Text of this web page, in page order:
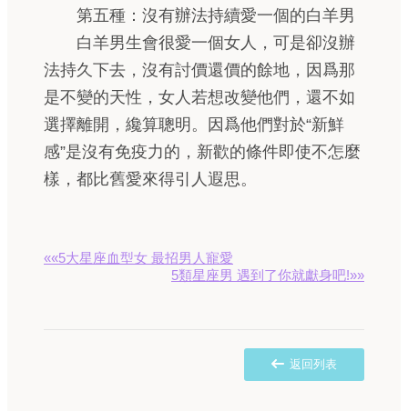
第五種：沒有辦法持續愛一個的白羊男
白羊男生會很愛一個女人，可是卻沒辦
法持久下去，沒有討價還價的餘地，因爲那
是不變的天性，女人若想改變他們，還不如
選擇離開，纔算聰明。因爲他們對於“新鮮
感”是沒有免疫力的，新歡的條件即使不怎麼
樣，都比舊愛來得引人遐思。
««5大星座血型女 最招男人寵愛
5類星座男 遇到了你就獻身吧!»»
返回列表